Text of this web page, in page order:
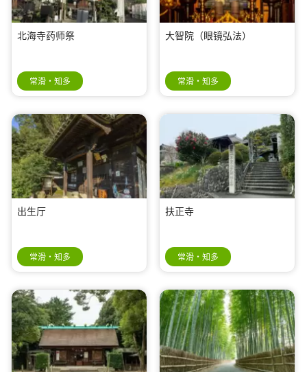
北海寺药师祭
常滑・知多
大智院（眼镜弘法）
常滑・知多
出生厅
常滑・知多
扶正寺
常滑・知多